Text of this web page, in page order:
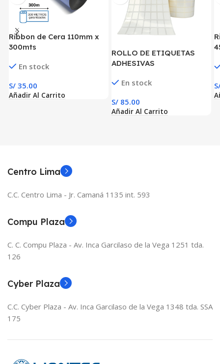
Ribbon de Cera 110mm x
300mts
En stock
S/ 35.00
Añadir Al Carrito
ROLLO DE ETIQUETAS
ADHESIVAS
13mm x 19mm x 14000
MM X 19 MM)
En stock
S/ 85.00
Añadir Al Carrito
Centro Lima
C.C. Centro Lima - Jr. Camaná 1135 int. 593
Compu Plaza
C. C. Compu Plaza - Av. Inca Garcilaso de la Vega 1251 tda.
126
Cyber Plaza
C.C. Cyber Plaza - Av. Inca Garcilaso de la Vega 1348 tda. SSA
175